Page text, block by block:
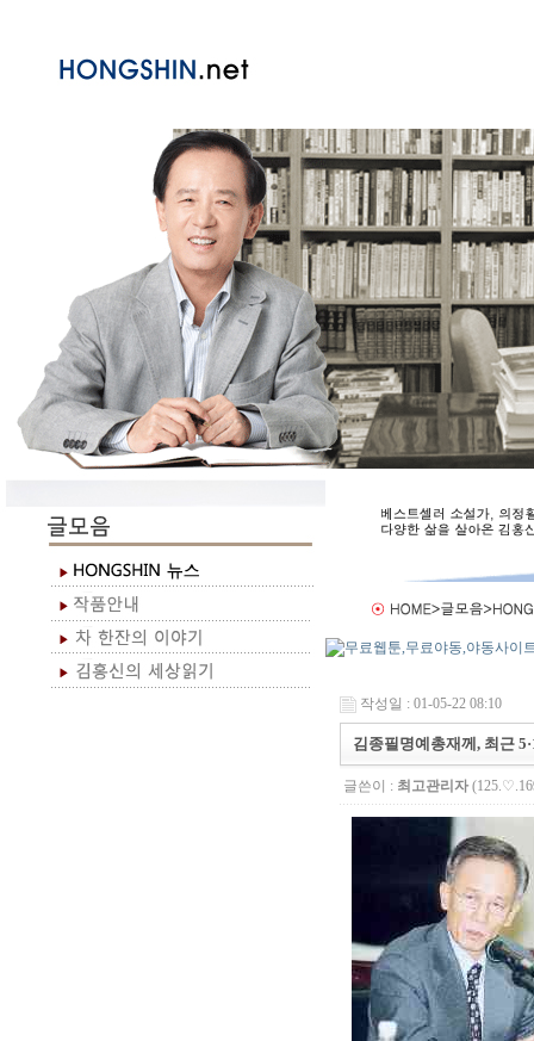
작성일 : 01-05-22 08:10
김종필명예총재께, 최근
글쓴이 : 최고관리자